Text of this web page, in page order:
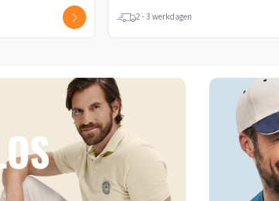
2 - 3 werkdagen